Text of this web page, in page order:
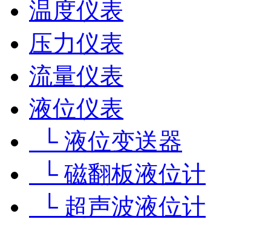
温度仪表
压力仪表
流量仪表
液位仪表
└ 液位变送器
└ 磁翻板液位计
└ 超声波液位计